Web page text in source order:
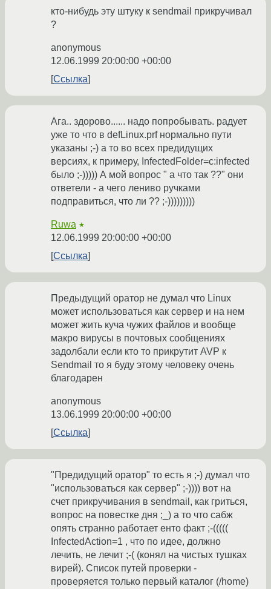
кто-нибудь эту штуку к sendmail прикручивал
?
anonymous
12.06.1999 20:00:00 +00:00
Ссылка
Ага.. здорово...... надо попробывать. радует
уже то что в defLinux.prf нормально пути
указаны ;-) а то во всех предидущих
версиях, к примеру, InfectedFolder=c:infected
было ;-))))) А мой вопрос " а что так ??" они
ответели - а чего лениво ручками
подправиться, что ли ?? ;-)))))))))
Ruwa ★
12.06.1999 20:00:00 +00:00
Ссылка
Предыдущий оратор не думал что Linux
может использоваться как сервер и на нем
может жить куча чужих файлов и вообще
макро вирусы в почтовых сообщениях
задолбали если кто то прикрутит AVP к
Sendmail то я буду этому человеку очень
благодарен
anonymous
13.06.1999 20:00:00 +00:00
Ссылка
"Предидущий оратор" то есть я ;-) думал что
"использоваться как сервер" ;-)))) вот на
счет прикручивания в sendmail, как гриться,
вопрос на повестке дня ;_) а то что сабж
опять странно работает енто факт ;-(((((
InfectedAction=1 , что по идее, должно
лечить, не лечит ;-( (конял на чистых тушках
вирей). Список путей проверки -
проверяется только первый каталог (/home)